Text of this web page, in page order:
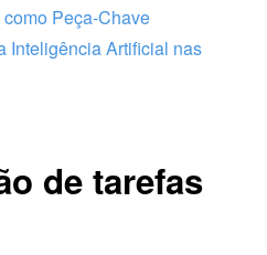
Peça-Chave
Inteligência Artificial nas
de tarefas